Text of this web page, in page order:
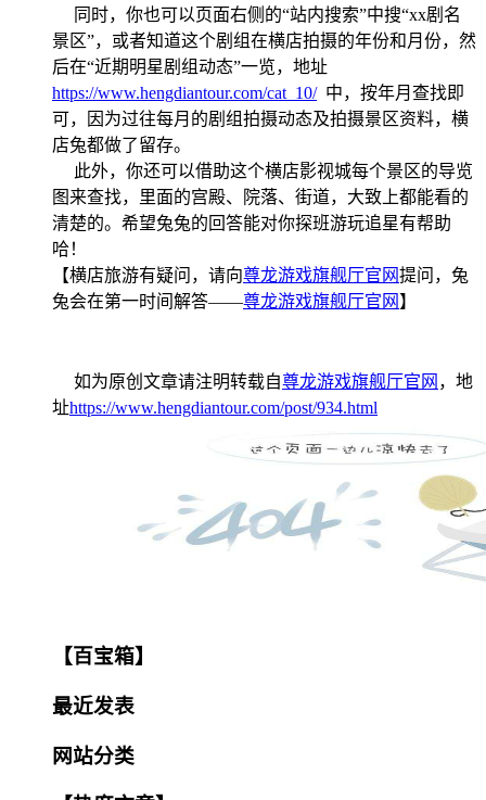
同时，你也可以页面右侧的“站内搜索”中搜“xx剧名
景区”，或者知道这个剧组在横店拍摄的年份和月份，然
后在“近期明星剧组动态”一览，地址
https://www.hengdiantour.com/cat_10/中，按年月查找即
可，因为过往每月的剧组拍摄动态及拍摄景区资料，横
店兔都做了留存。
此外，你还可以借助这个横店影视城每个景区的导览
图来查找，里面的宫殿、院落、街道，大致上都能看的
清楚的。希望兔兔的回答能对你探班游玩追星有帮助
哈！
【横店旅游有疑问，请向尊龙游戏旗舰厅官网提问，兔
兔会在第一时间解答——尊龙游戏旗舰厅官网 】
如为原创文章请注明转载自尊龙游戏旗舰厅官网 ，地
址https://www.hengdiantour.com/post/934.html
【百宝箱】
最近发表
网站分类